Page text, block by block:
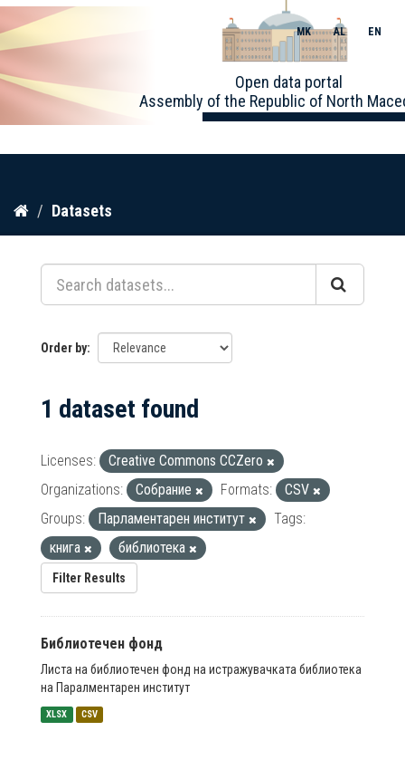
Skip
content
Open data portal
Assembly of the Republic of North
MK AL EN
Datasets
Order by
1 dataset found
Licenses:
Creative Commons CCZero
Organizations:
Собрание Formats:
CSV
Groups:
Парламентарен институт
Tags:
книга
библиотека
Filter Results
Библиотечен фонд
Листа на библиотечен фонд на истражувачката библиотека
на Паралментарен институт
XLSX CSV